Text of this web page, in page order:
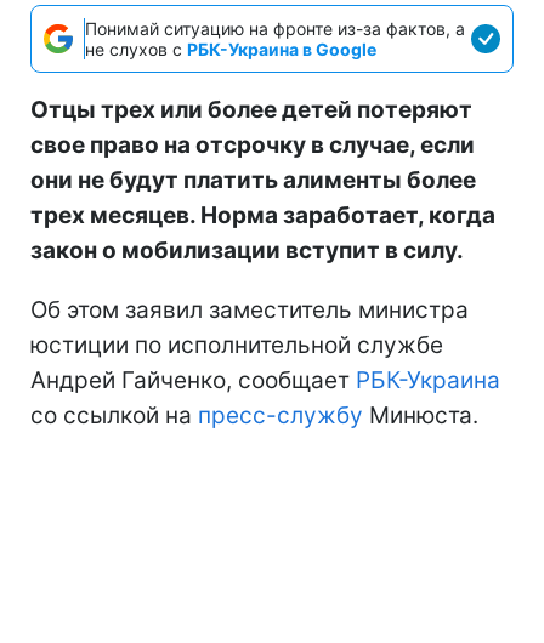
Понимай ситуацию на фронте из-за фактов, а
не слухов с РБК-Украина в Google
Отцы трех или более детей потеряют
свое право на отсрочку в случае, если
они не будут платить алименты более
трех месяцев. Норма заработает, когда
закон о мобилизации вступит в силу.
Об этом заявил заместитель министра
юстиции по исполнительной службе
Андрей Гайченко, сообщает РБК-Украина
со ссылкой на пресс-службу Минюста.